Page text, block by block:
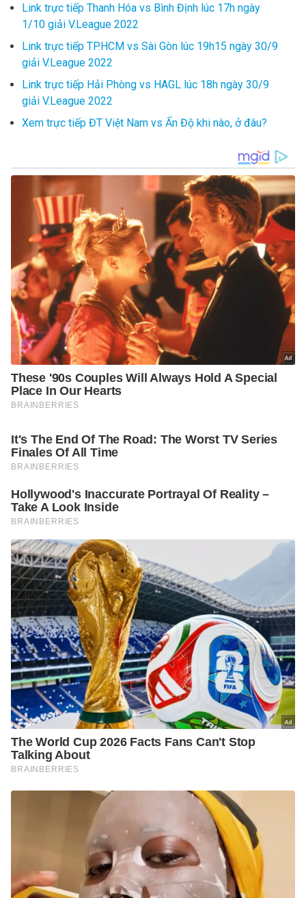
Link trực tiếp Thanh Hóa vs Bình Định lúc 17h ngày
1/10 giải V.League 2022
Link trực tiếp TP.HCM vs Sài Gòn lúc 19h15 ngày 30/9
giải V.League 2022
Link trực tiếp Hải Phòng vs HAGL lúc 18h ngày 30/9
giải V.League 2022
Xem trực tiếp ĐT Việt Nam vs Ấn Độ khi nào, ở đâu?